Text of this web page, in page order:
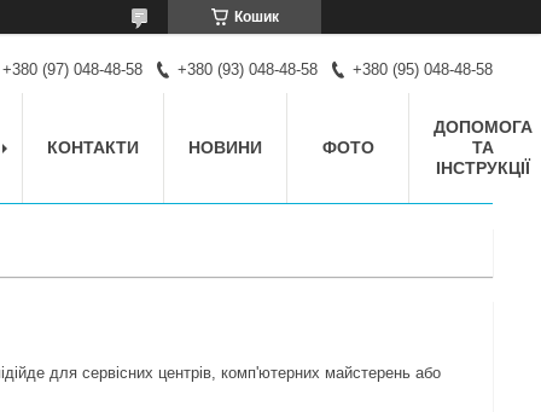
Кошик
+380 (97) 048-48-58 +380 (93) 048-48-58 +380 (95) 048-48-58
КОНТАКТИ НОВИНИ ФОТО
ДОПОМОГА
ТА
ІНСТРУКЦІЇ
для сервісних центрів, комп'ютерних майстерень або